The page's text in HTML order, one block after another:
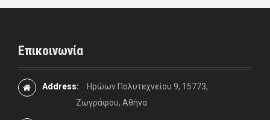
Επικοινωνία
Address:
Ηρώων Πολυτεχνείου 9, 15773,
Ζωγράφου, Αθήνα